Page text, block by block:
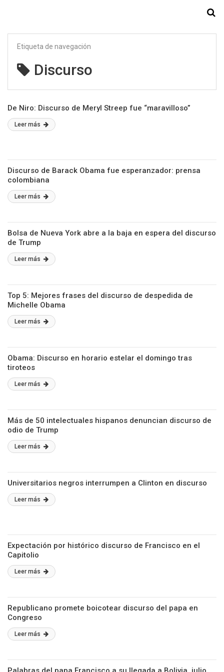
Etiqueta de navegación
Discurso
De Niro: Discurso de Meryl Streep fue “maravilloso”
Leer más
Discurso de Barack Obama fue esperanzador: prensa
colombiana
Leer más
Bolsa de Nueva York abre a la baja en espera del discurso
de Trump
Leer más
Top 5: Mejores frases del discurso de despedida de
Michelle Obama
Leer más
Obama: Discurso en horario estelar el domingo tras
tiroteos
Leer más
Más de 50 intelectuales hispanos denuncian discurso de
odio de Trump
Leer más
Universitarios negros interrumpen a Clinton en discurso
Leer más
Expectación por histórico discurso de Francisco en el
Capitolio
Leer más
Republicano promete boicotear discurso del papa en
Congreso
Leer más